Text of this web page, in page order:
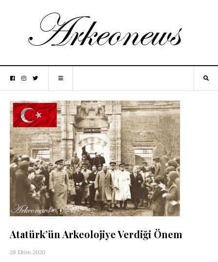
Atatürk’ün Arkeolojiye Verdiği Önem
28 Ekim 2020